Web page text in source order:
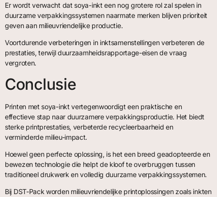
Er wordt verwacht dat soya-inkt een nog grotere rol zal spelen in
duurzame verpakkingssystemen naarmate merken blijven prioriteit
geven aan milieuvriendelijke productie.
Voortdurende verbeteringen in inktsamenstellingen verbeteren de
prestaties, terwijl duurzaamheidsrapportage-eisen de vraag
vergroten.
Conclusie
Printen met soya-inkt vertegenwoordigt een praktische en
effectieve stap naar duurzamere verpakkingsproductie. Het biedt
sterke printprestaties, verbeterde recycleerbaarheid en
verminderde milieu-impact.
Hoewel geen perfecte oplossing, is het een breed geadopteerde en
bewezen technologie die helpt de kloof te overbruggen tussen
traditioneel drukwerk en volledig duurzame verpakkingssystemen.
Bij DST-Pack worden milieuvriendelijke printoplossingen zoals inkten